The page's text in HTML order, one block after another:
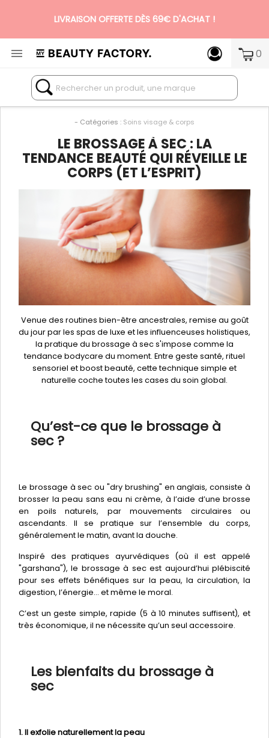
LIVRAISON OFFERTE DÈS 69€ D'ACHAT !
N°1 DES BOX BEAUTÉ PREMIUM SANS ENGAGEMENT
 0
- Catégories : Soins visage & corps
LE BROSSAGE À SEC : LA
TENDANCE BEAUTÉ QUI RÉVEILLE LE
CORPS (ET L’ESPRIT)
Venue des routines bien-être ancestrales, remise au goût
du jour par les spas de luxe et les influenceuses holistiques,
la pratique du brossage à sec s'impose comme la
tendance bodycare du moment. Entre geste santé, rituel
sensoriel et boost beauté, cette technique simple et
naturelle coche toutes les cases du soin global.
Qu’est-ce que le brossage à
sec ?
Le brossage à sec ou "dry brushing" en anglais, consiste à
brosser la peau sans eau ni crème, à l’aide d’une brosse
en poils naturels, par mouvements circulaires ou
ascendants. Il se pratique sur l’ensemble du corps,
généralement le matin, avant la douche.
Inspiré des pratiques ayurvédiques (où il est appelé
"garshana"), le brossage à sec est aujourd’hui plébiscité
pour ses effets bénéfiques sur la peau, la circulation, la
digestion, l’énergie… et même le moral.
C’est un geste simple, rapide (5 à 10 minutes suffisent), et
très économique, il ne nécessite qu’un seul accessoire.
Les bienfaits du brossage à
sec
1. Il exfolie naturellement la peau